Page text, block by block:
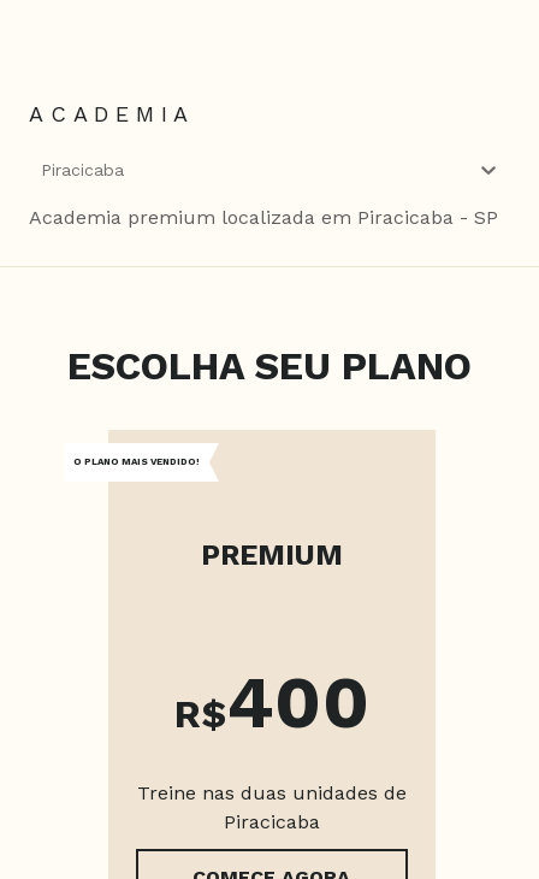
ACADEMIA
Piracicaba
Academia premium localizada em Piracicaba - SP
ESCOLHA SEU PLANO
O PLANO MAIS VENDIDO!
PREMIUM
R$400
Treine nas duas unidades de
Piracicaba